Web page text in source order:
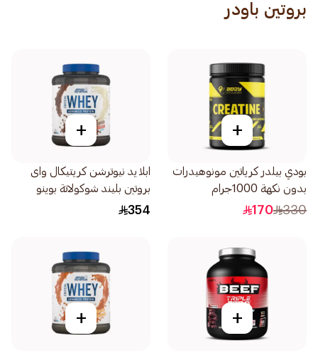
بروتين باودر
+
بودي بيلدر كرياتين مونوهيدرات
بدون نكهة 1000جرام
330
170
+
ابلايد نيوترشن كريتيكال واى
بروتين بليند شوكولاتة بوينو
2كيلو
354
+
+